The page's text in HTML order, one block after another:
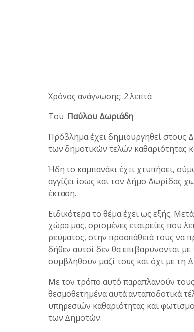
Χρόνος ανάγνωσης: 2 λεπτά
Του Παύλου Δωριάδη
Πρόβλημα έχει δημιουργηθεί στους
των δημοτικών τελών καθαριότητας
Ήδη το καμπανάκι έχει χτυπήσει,
αγγίζει ίσως και τον Δήμο Δωρίδας
έκταση.
Ειδικότερα το θέμα έχει ως εξής.
χώρα μας, ορισμένες εταιρείες που
ρεύματος, στην προσπάθειά τους να
δήθεν αυτοί δεν θα επιβαρύνονται
συμβληθούν μαζί τους και όχι με τη
Με τον τρόπο αυτό παραπλανούν
θεσμοθετημένα αυτά ανταποδοτικά
υπηρεσιών καθαριότητας και
των Δημοτών.